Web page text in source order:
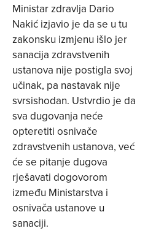
Ministar zdravlja Dario
Nakić izjavio je da se u tu
zakonsku izmjenu išlo jer
sanacija zdravstvenih
ustanova nije postigla svoj
učinak, pa nastavak nije
svrsishodan. Ustvrdio je da
sva dugovanja neće
opteretiti osnivače
zdravstvenih ustanova, već
će se pitanje dugova
rješavati dogovorom
između Ministarstva i
osnivača ustanove u
sanaciji.